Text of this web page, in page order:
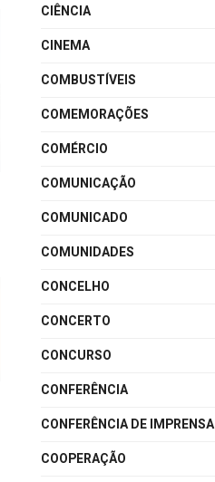
CIÊNCIA
CINEMA
COMBUSTÍVEIS
COMEMORAÇÕES
COMÉRCIO
COMUNICAÇÃO
COMUNICADO
COMUNIDADES
CONCELHO
CONCERTO
CONCURSO
CONFERÊNCIA
CONFERÊNCIA DE IMPRENSA
COOPERAÇÃO